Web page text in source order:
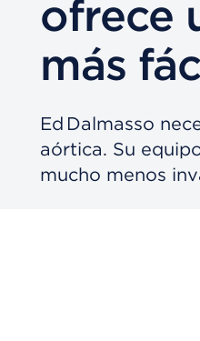
ofrece
más
Ed Dalmasso
aórtica. Su
mucho menos